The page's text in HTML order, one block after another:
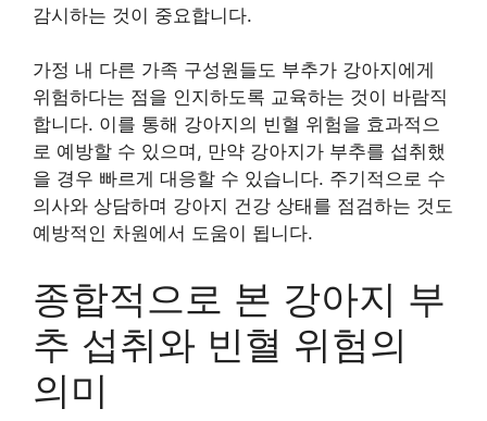
감시하는 것이 중요합니다.
가정 내 다른 가족 구성원들도 부추가 강아지에게
위험하다는 점을 인지하도록 교육하는 것이 바람직
합니다. 이를 통해 강아지의 빈혈 위험을 효과적으
로 예방할 수 있으며, 만약 강아지가 부추를 섭취했
을 경우 빠르게 대응할 수 있습니다. 주기적으로 수
의사와 상담하며 강아지 건강 상태를 점검하는 것도
예방적인 차원에서 도움이 됩니다.
종합적으로 본 강아지 부
추 섭취와 빈혈 위험의
의미